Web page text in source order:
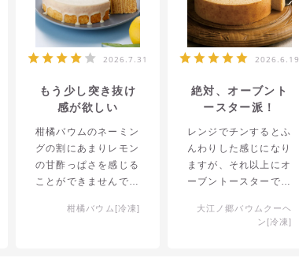
2026.7.31
もう少し突き抜け
感が欲しい
柑橘バウムのネーミン
グの割にあまりレモン
の甘酢っぱさを感じる
ことができませんでし
うでしたが、もう少し
柑橘バウム[冷凍]
2026.6.19
絶対、オーブント
ースター派！
レンジでチンするとふ
んわりした感じになり
ますが、それ以上にオ
ーブントースターで焼
食感と自分好みの甘み
大江ノ郷バウムクーヘ
ン[冷凍]